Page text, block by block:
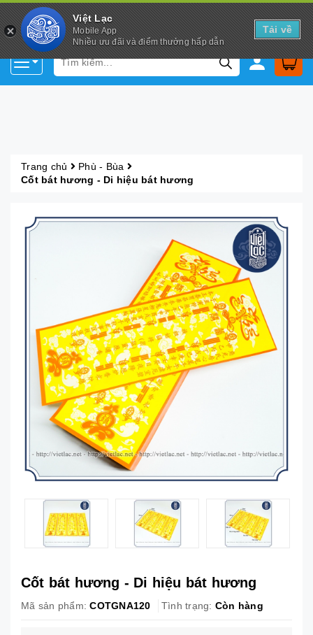
Việt Lạc
Mobile App
Nhiều ưu đãi và điểm thưởng hấp dẫn
Tải về
Trang chủ
Phù - Bùa
Cốt bát hương - Di hiệu bát hương
Cốt bát hương - Di hiệu bát hương
Mã sản phẩm: COTGNA120 Tình trạng: Còn hàng